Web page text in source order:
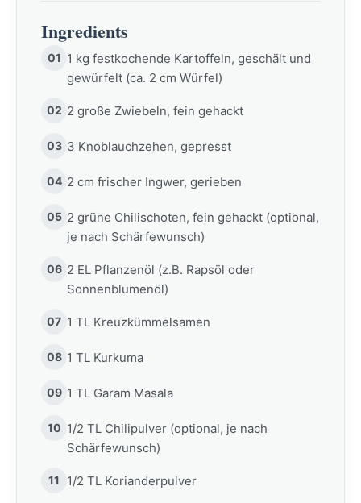
Ingredients
01 1 kg festkochende Kartoffeln, geschält und
gewürfelt (ca. 2 cm Würfel)
02 2 große Zwiebeln, fein gehackt
03 3 Knoblauchzehen, gepresst
04 2 cm frischer Ingwer, gerieben
05 2 grüne Chilischoten, fein gehackt (optional,
je nach Schärfewunsch)
06 2 EL Pflanzenöl (z.B. Rapsöl oder
Sonnenblumenöl)
07 1 TL Kreuzkümmelsamen
08 1 TL Kurkuma
09 1 TL Garam Masala
10 1/2 TL Chilipulver (optional, je nach
Schärfewunsch)
11 1/2 TL Korianderpulver